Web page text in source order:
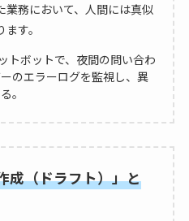
業務において、人間には真似
す。
トボットで、夜間の問い合わ
のエラーログを監視し、異
。
成（ドラフト）」と